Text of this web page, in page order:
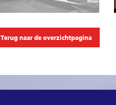
Terug naar de overzichtpagina